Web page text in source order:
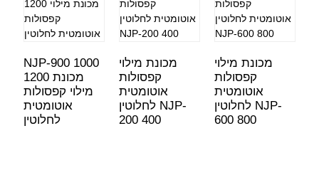
NJP-900 1000
1200 מכונת
מילוי קפסולות
אוטומטית
לחלוטין
מכונת מילוי
קפסולות
אוטומטית
לחלוטין NJP-
200 400
מכונת מילוי
קפסולות
אוטומטית
לחלוטין NJP-
600 800